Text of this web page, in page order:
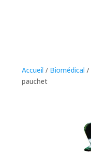
Accueil / Biomédical /
pauchet